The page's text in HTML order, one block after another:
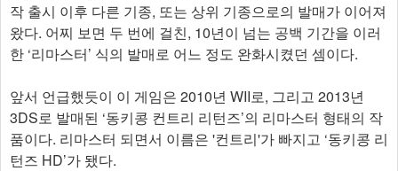
작 출시 이후 다른 기종, 또는 상위 기종으로의 발매가 이어져
왔다. 어찌 보면 두 번에 걸친, 10년이 넘는 공백 기간을 이러
한 ‘리마스터’ 식의 발매로 어느 정도 완화시켰던 셈이다.
앞서 언급했듯이 이 게임은 2010년 WII로, 그리고 2013년
3DS로 발매된 ‘동키콩 컨트리 리턴즈’의 리마스터 형태의 작
품이다. 리마스터 되면서 이름은 '컨트리'가 빠지고 ‘동키콩 리
턴즈 HD’가 됐다.